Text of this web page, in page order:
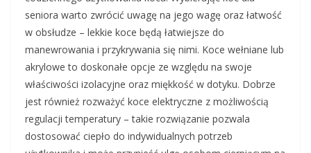
seniora warto zwrócić uwagę na jego wagę oraz łatwość
w obsłudze – lekkie koce będą łatwiejsze do
manewrowania i przykrywania się nimi. Koce wełniane lub
akrylowe to doskonałe opcje ze względu na swoje
właściwości izolacyjne oraz miękkość w dotyku. Dobrze
jest również rozważyć koce elektryczne z możliwością
regulacji temperatury – takie rozwiązanie pozwala
dostosować ciepło do indywidualnych potrzeb